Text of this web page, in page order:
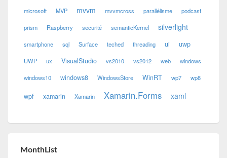
microsoft MVP mvvm mvvmcross parallélisme podcast
prism Raspberry securité semanticKernel silverlight
smartphone sql Surface teched threading ui uwp
UWP ux VisualStudio vs2010 vs2012 web windows
windows10 windows8 WindowsStore WinRT wp7 wp8
wpf xamarin Xamarin Xamarin.Forms xaml
MonthList